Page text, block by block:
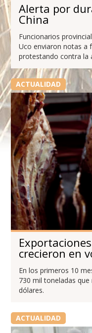
Alerta por
China
Funcionarios
Uco enviaron notas a
protestando contra la
ACTUALIDAD
crecieron en
En los primeros 10
730 mil toneladas
dólares.
ACTUALIDAD